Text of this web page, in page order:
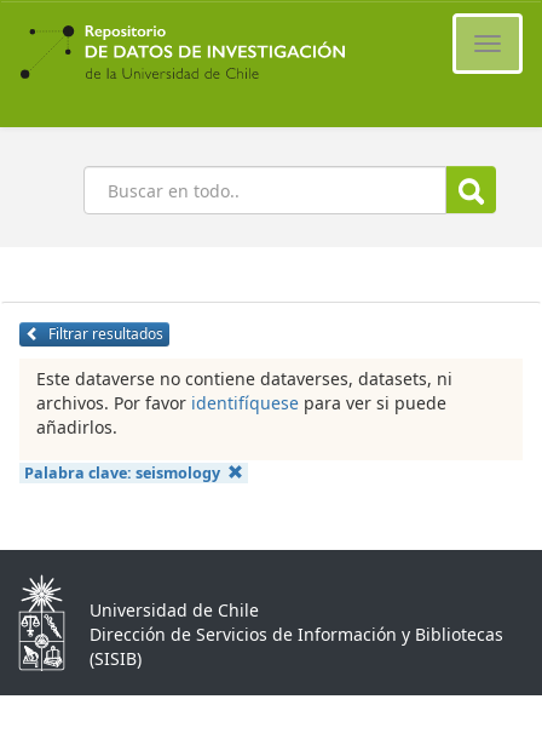
Ir
contenido
principal
Buscar
Filtrar resultados
Este dataverse no contiene dataverses, datasets, ni
archivos. Por favor identifíquese para ver si puede
añadirlos.
Palabra clave: seismology
Universidad de Chile
Dirección de Servicios de Información y Bibliotecas
(SISIB)